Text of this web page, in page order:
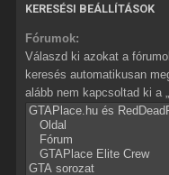
KERESÉSI BEÁLLÍTÁSOK
Fórumok:
Válaszd ki azokat a
keresés automatikusan
alább nem kapcsoltad ki a